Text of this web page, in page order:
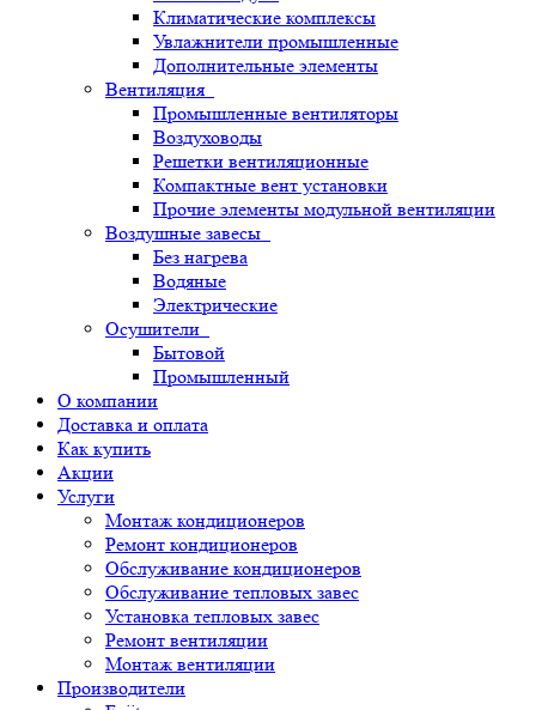
Климатические комплексы
Увлажнители промышленные
Дополнительные элементы
Вентиляция
Промышленные вентиляторы
Воздуховоды
Решетки вентиляционные
Компактные вент установки
Прочие элементы модульной вентиляции
Воздушные завесы
Без нагрева
Водяные
Электрические
Осушители
Бытовой
Промышленный
О компании
Доставка и оплата
Как купить
Акции
Услуги
Монтаж кондиционеров
Ремонт кондиционеров
Обслуживание кондиционеров
Обслуживание тепловых завес
Установка тепловых завес
Ремонт вентиляции
Монтаж вентиляции
Производители